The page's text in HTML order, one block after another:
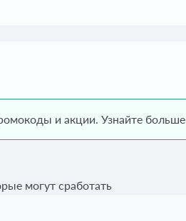
и акции. Узнайте больше
могут сработать